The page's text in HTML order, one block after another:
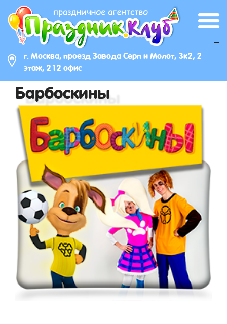
г. Москва, проезд Завода Серп и Молот, 3к2, 2
этаж, 212 офис
_
Барбоскины